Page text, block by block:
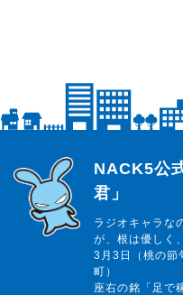
らじっと君
NACK5公
君」
ラジオキャラな
が、根は優しく
3月3日（桃の節
町）
座右の銘「足で